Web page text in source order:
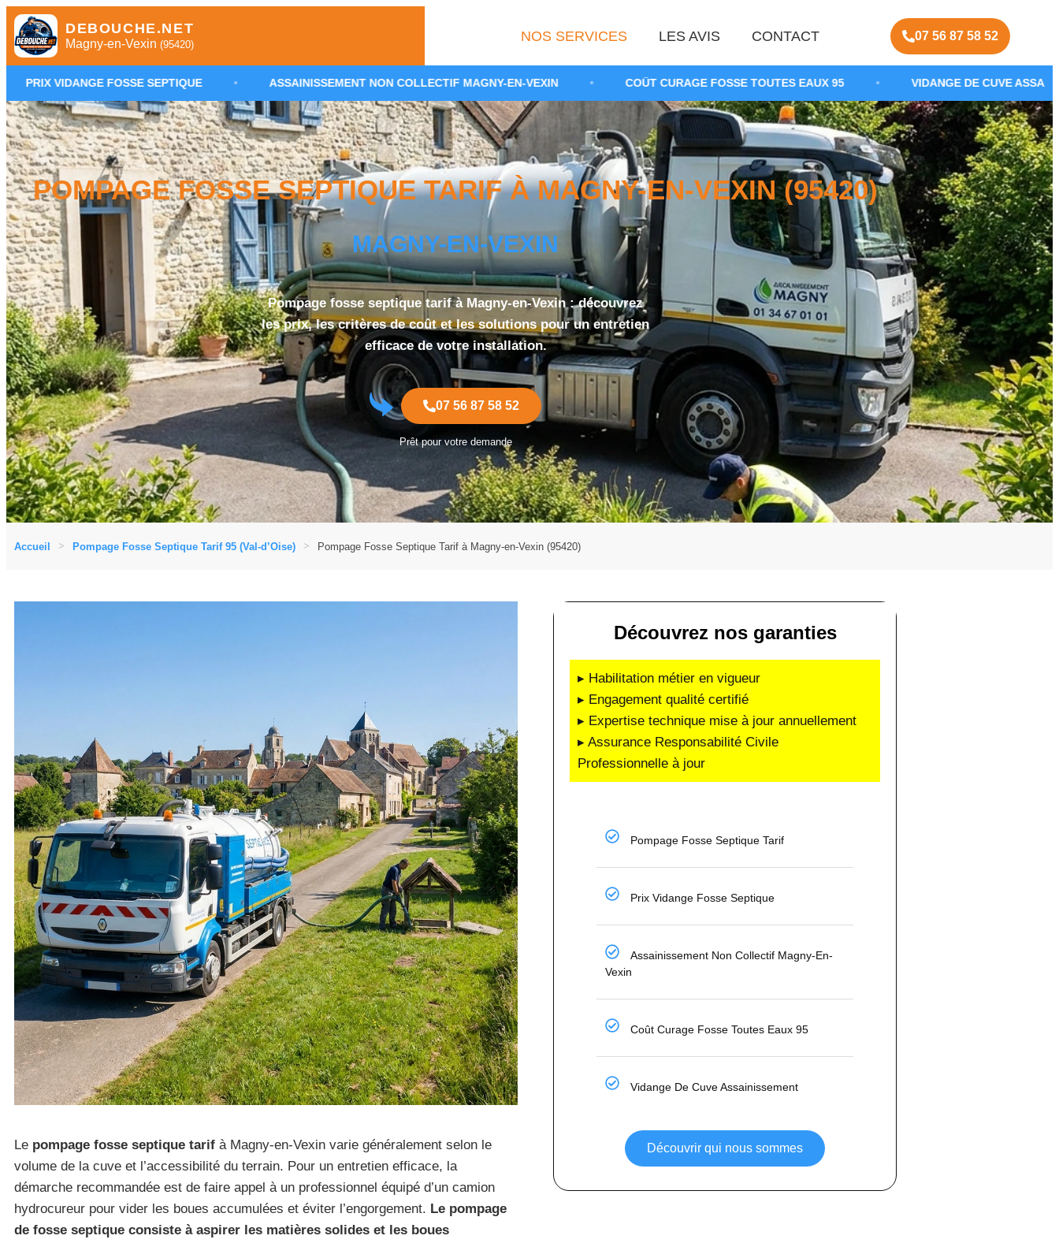
DEBOUCHE.NET
Magny-en-Vexin (95420)
NOS SERVICES LES AVIS CONTACT 07 56 87 58 52
FOSSE SEPTIQUE • ASSAINISSEMENT NON COLLECTIF MAGNY-EN-VEXIN • COÛT CURAGE FOSSE TOUTES EAUX 95 • VIDANGE DE CUVE ASSAINISSEMENT
POMPAGE FOSSE SEPTIQUE TARIF À MAGNY-EN-VEXIN (95420)
MAGNY-EN-VEXIN
Pompage fosse septique tarif à Magny-en-Vexin : découvrez
les prix, les critères de coût et les solutions pour un entretien
efficace de votre installation.
07 56 87 58 52
Prêt pour votre demande
Accueil Pompage Fosse Septique Tarif 95 (Val-d’Oise) Pompage Fosse Septique Tarif à Magny-en-Vexin (95420)
Le pompage fosse septique tarif à Magny-en-Vexin varie généralement selon le
volume de la cuve et l’accessibilité du terrain. Pour un entretien efficace, la
démarche recommandée est de faire appel à un professionnel équipé d’un camion
hydrocureur pour vider les boues accumulées et éviter l’engorgement. Le pompage
de fosse septique consiste à aspirer les matières solides et les boues
Découvrez nos garanties
▸ Habilitation métier en vigueur
▸ Engagement qualité certifié
▸ Expertise technique mise à jour annuellement
▸ Assurance Responsabilité Civile
Professionnelle à jour
Pompage Fosse Septique Tarif
Prix Vidange Fosse Septique
Assainissement Non Collectif Magny-En-
Vexin
Coût Curage Fosse Toutes Eaux 95
Vidange De Cuve Assainissement
Découvrir qui nous sommes